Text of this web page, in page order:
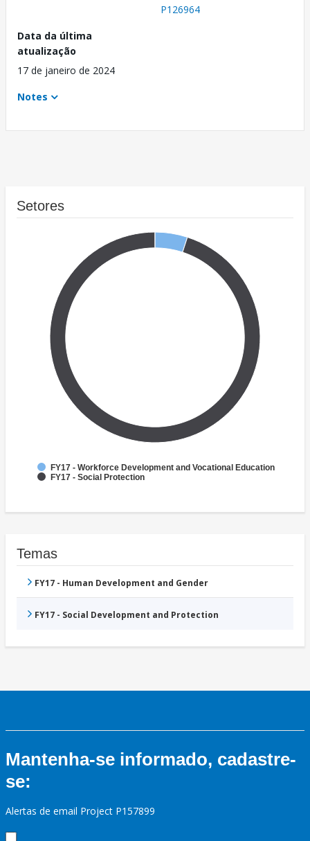
P126964
Data da última
atualização
17 de janeiro de 2024
Notes
Setores
FY17 - Workforce Development and Vocational Education
FY17 - Social Protection
Temas
FY17 - Human Development and Gender
FY17 - Social Development and Protection
Mantenha-se informado, cadastre-
se:
Alertas de email Project P157899